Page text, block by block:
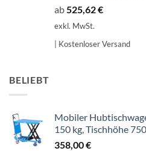
ab525,62€
exkl. MwSt.
| Kostenloser Versand
BELIEBT
Mobiler
150 kg, Tischhöhe
358,00€